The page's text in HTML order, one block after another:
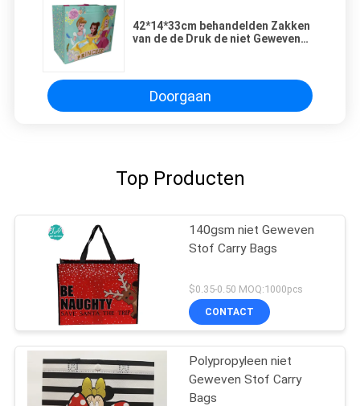
42*14*33cm behandelden Zakken
van de de Druk de niet Geweven
Doorgaan
Top Producten
140gsm niet Geweven
Stof Carry Bags
$0.35-0.50 MOQ:1000pcs
CONTACT
Polypropyleen niet
Geweven Stof Carry
Bags